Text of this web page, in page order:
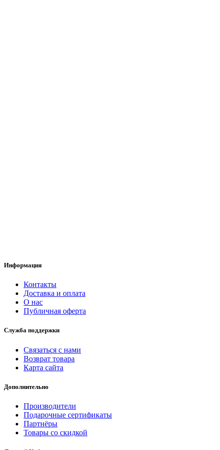
Информация
Контакты
Доставка и оплата
О нас
Публичная оферта
Служба поддержки
Связаться с нами
Возврат товара
Карта сайта
Дополнительно
Производители
Подарочные сертификаты
Партнёры
Товары со скидкой